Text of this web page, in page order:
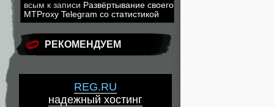
всым к записи Развёртывание своего
MTProxy Telegram со статистикой
РЕКОМЕНДУЕМ
REG.RU
надежный хостинг